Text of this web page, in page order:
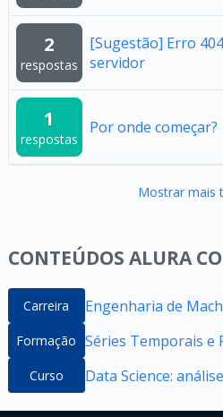
2
respostas
[Sugestão] Erro
servidor
1
respostas
Por onde começar?
Mostrar mais
CONTEÚDOS ALURA
Carreira Engenharia de
Formação Séries Temporais e
Curso Data Science: